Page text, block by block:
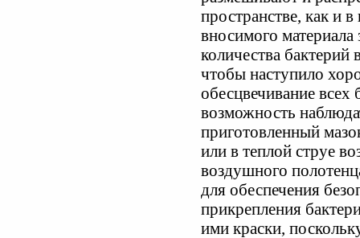
пространстве, как и
вносимого материала
количества
чтобы наступило
обесцвечивание
возможность
приготовленный
или в теплой струе
воздушного
для обеспечения
прикрепления
ими краски,